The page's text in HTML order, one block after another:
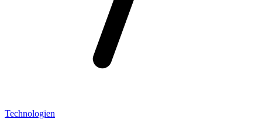
Technologien